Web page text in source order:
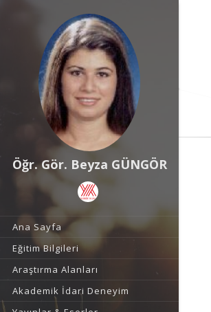
Öğr. Gör. Beyza GÜNGÖR
Ana Sayfa
Eğitim Bilgileri
Araştırma Alanları
Akademik İdari Deneyim